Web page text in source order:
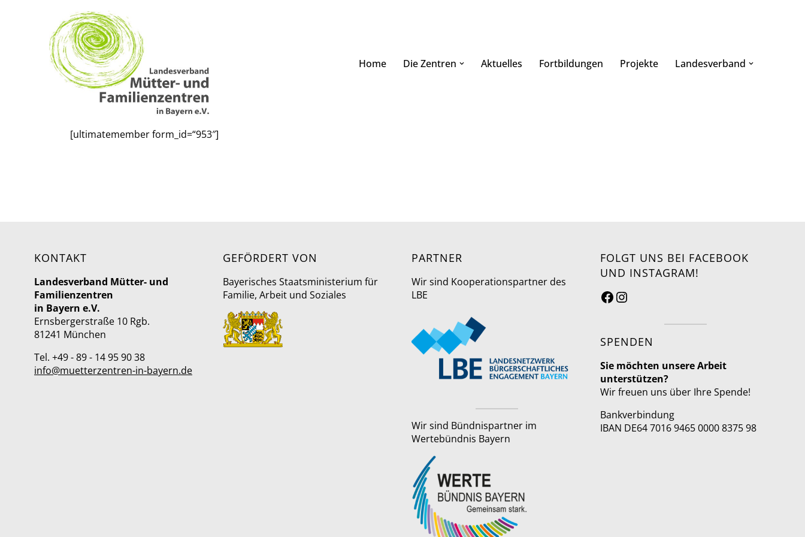
Zum
Inhalt
springen
Home Die Zentren Aktuelles Fortbildungen Projekte Landesverband
[ultimatemember form_id=“953″]
KONTAKT
Landesverband Mütter- und
Familienzentren
in Bayern e.V.
Ernsbergerstraße 10 Rgb.
81241 München
Tel. +49 - 89 - 14 95 90 38
info@muetterzentren-in-bayern.de
GEFÖRDERT VON
Bayerisches Staatsministerium für
Familie, Arbeit und Soziales
PARTNER
Wir sind Kooperationspartner des
LBE
Wir sind Bündnispartner im
Wertebündnis Bayern
FOLGT UNS BEI FACEBOOK
UND INSTAGRAM!
SPENDEN
Sie möchten unsere Arbeit
unterstützen?
Wir freuen uns über Ihre Spende!
Bankverbindung
IBAN DE64 7016 9465 0000 8375 98